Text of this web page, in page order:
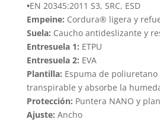
•EN 20345:2011 S3, SRC, ESD
Empeine: Cordura® ligera y
Suela: Caucho antideslizante y
Entresuela 1: ETPU
Entresuela 2: EVA
Plantilla: Espuma de
transpirable y absorbe la
Protección: Puntera NANO y
Ajuste: Ancho